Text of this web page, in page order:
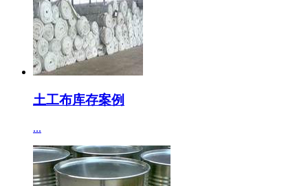
土工布库存案例
...